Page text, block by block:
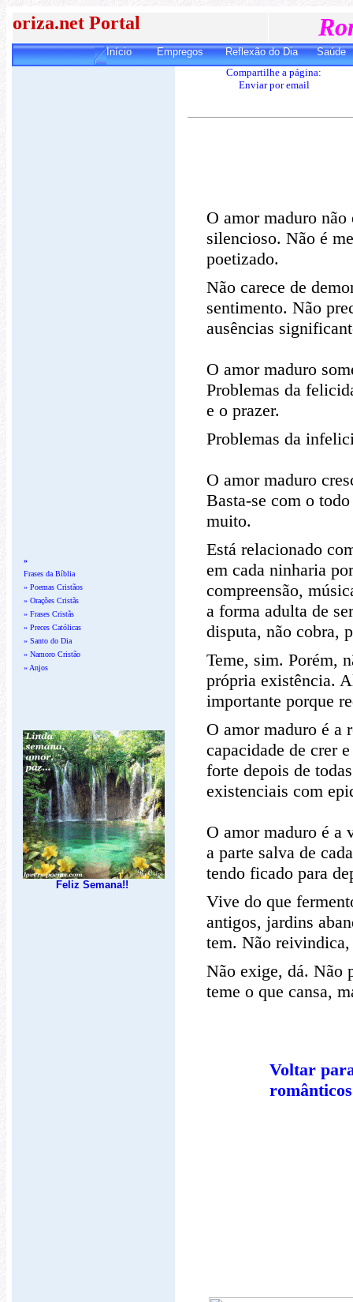
oriza.net Portal
Início Empregos Reflexão do Dia Saúde
»
Frases da Bíblia
» Poemas Cristãos
» Orações Cristãs
» Frases Cristãs
» Preces Católicas
» Santo do Dia
» Namoro Cristão
» Anjos
Feliz Semana!!
Compartilhe a página:
Enviar por email
O amor maduro não
silencioso. Não é
poetizado.
Não carece de
sentimento. Não
ausências
O amor maduro
Problemas da
e o prazer.
Problemas da
O amor maduro
Basta-se com o
muito.
Está relacionado
em cada ninharia
compreensão,
a forma adulta de
disputa, não cobra,
Teme, sim. Porém,
própria existência.
importante porque
O amor maduro é a
capacidade de crer
forte depois de
existenciais com
O amor maduro é a
a parte salva de
tendo ficado para
Vive do que
antigos, jardins
tem. Não
Não exige, dá. Não
teme o que cansa,
Voltar
românticos